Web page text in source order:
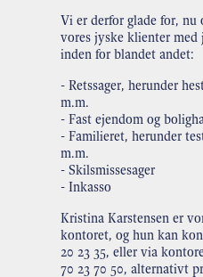
Vi er derfor glade for, nu
vores jyske klienter med
inden for blandet andet:
- Retssager, herunder
m.m.
- Fast ejendom og
- Familieret, herunder
m.m.
- Skilsmissesager
- Inkasso
Kristina Karstensen er
kontoret, og hun kan
20 23 35, eller via
70 23 70 50, alternativt